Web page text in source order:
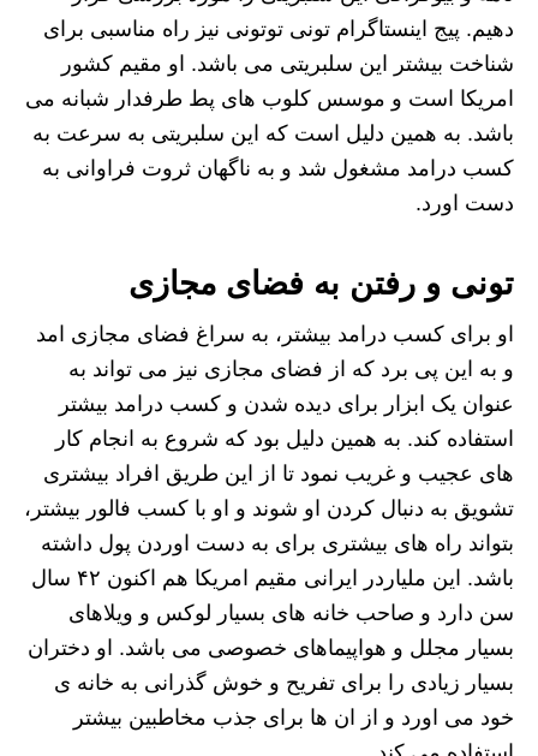
دهیم. پیج اینستاگرام تونی توتونی نیز راه مناسبی برای
شناخت بیشتر این سلبریتی می باشد. او مقیم کشور
امریکا است و موسس کلوب های پط طرفدار شبانه می
باشد. به همین دلیل است که این سلبریتی به سرعت به
کسب درامد مشغول شد و به ناگهان ثروت فراوانی به
دست اورد.
تونی و رفتن به فضای مجازی
او برای کسب درامد بیشتر، به سراغ فضای مجازی امد
و به این پی برد که از فضای مجازی نیز می تواند به
عنوان یک ابزار برای دیده شدن و کسب درامد بیشتر
استفاده کند. به همین دلیل بود که شروع به انجام کار
های عجیب و غریب نمود تا از این طریق افراد بیشتری
تشویق به دنبال کردن او شوند و او با کسب فالور بیشتر،
بتواند راه های بیشتری برای به دست اوردن پول داشته
باشد. این ملیاردر ایرانی مقیم امریکا هم اکنون ۴۲ سال
سن دارد و صاحب خانه های بسیار لوکس و ویلاهای
بسیار مجلل و هواپیماهای خصوصی می باشد. او دختران
بسیار زیادی را برای تفریح و خوش گذرانی به خانه ی
خود می اورد و از ان ها برای جذب مخاطبین بیشتر